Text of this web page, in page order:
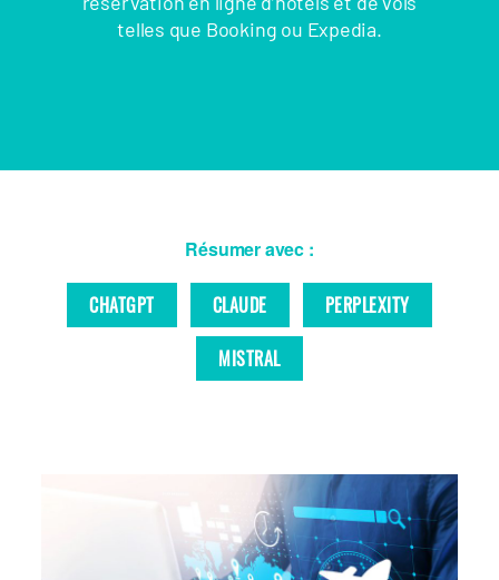
telles que Booking ou Expedia.
Résumer avec :
CHATGPT CLAUDE
PERPLEXITY
MISTRAL